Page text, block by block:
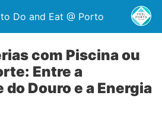
Do and Eat @ Porto
com Piscina ou
Entre a
Douro e a Energia